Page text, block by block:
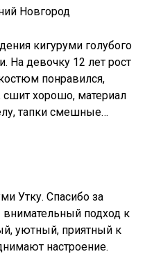
Новгород
кигуруми голубого
На девочку 12 лет рост
понравился,
сшит хорошо, материал
тапки смешные…
Утку. Спасибо за
внимательный подход к
уютный, приятный к
настроение.